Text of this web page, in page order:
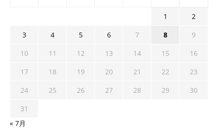
1
2
3
4 5 6 7 8
9
10
11 12 13 14 15
16
17
18 19 20 21 22
23
24
25 26 27 28 29
30
31
« 7月